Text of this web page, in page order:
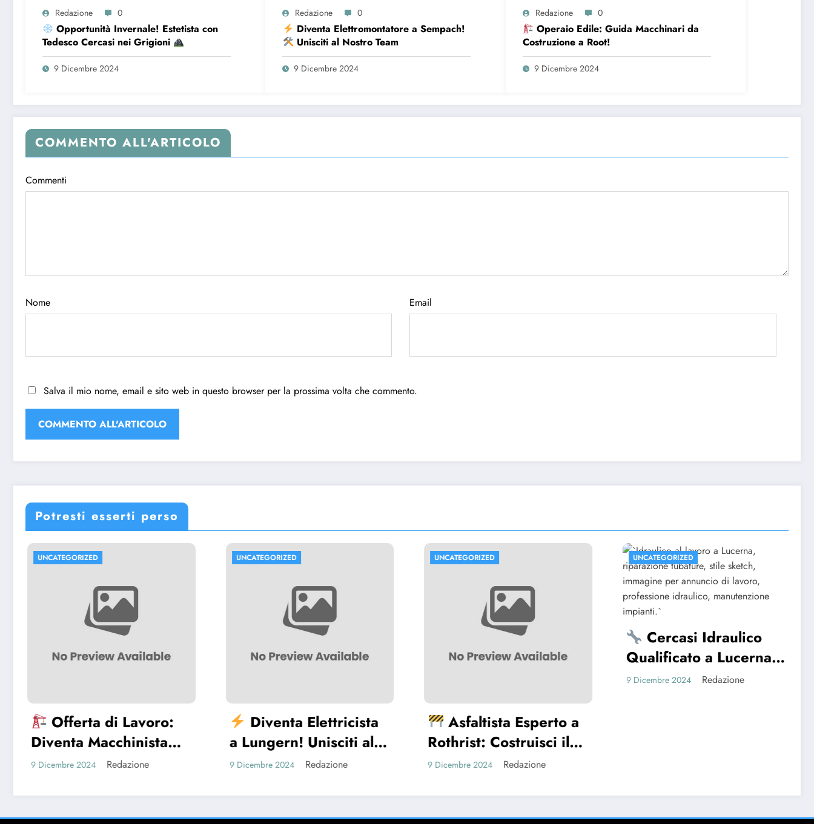
Redazione 0
Opportunità Invernale! Estetista con
Tedesco Cercasi nei Grigioni
9 Dicembre 2024
Redazione 0
Diventa Elettromontatore a Sempach!
Unisciti al Nostro Team
9 Dicembre 2024
Redazione 0
Operaio Edile: Guida Macchinari da
Costruzione a Root!
9 Dicembre 2024
COMMENTO ALL'ARTICOLO
Commenti
Nome Email
Salva il mio nome, email e sito web in questo browser per la prossima volta che commento.
Potresti esserti perso
di Lavoro:
Redazione
Diventa Elettricista
a Lungern! Unisciti al
Nostro Team
9 Dicembre 2024 Redazione
Asfaltista Esperto a
Rothrist: Costruisci il
Tuo Futuro con Noi!
9 Dicembre 2024 Redazione
Cercasi Idraulico
Qualificato a Lucerna!
Unisciti al Nostro Team!
Redazione
UNCATEGORIZED
Offerte
settore
9 Dicembre 2024